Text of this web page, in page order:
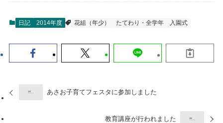
日記 2014年度 花組（年少） たてわり・全学年 入園式
あさお子育てフェスタに参加しました
教育講座が行われました